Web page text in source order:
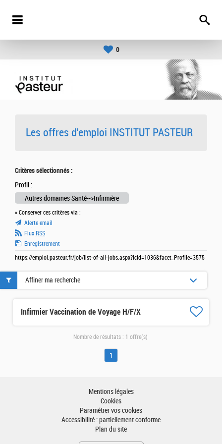
0
Les offres d'emploi INSTITUT PASTEUR
Critères sélectionnés :
Profil :
Autres domaines Santé-->Infirmière
» Conserver ces critères via :
Alerte email
Flux RSS
Enregistrement
https://emploi.pasteur.fr/job/list-of-all-jobs.aspx?lcid=1036&facet_Profile=3575
Infirmier Vaccination de Voyage H/F/X
Affiner ma recherche
Nombre de résultats : 1 offre(s)
1
Mentions légales
Cookies
Paramétrer vos cookies
Accessibilité : partiellement conforme
Plan du site